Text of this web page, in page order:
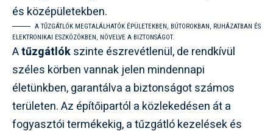
A TŰZGÁTLÓK MEGTALÁLHATÓK ÉPÜLETEKBEN, BÚTOROKBAN, RUHÁZATBAN ÉS
ELEKTRONIKAI ESZKÖZÖKBEN, NÖVELVE A BIZTONSÁGOT.
Atűzgátlókszinte észrevétlenül, de rendkívül
széles körben vannak jelen mindennapi
életünkben, garantálva a biztonságot számos
területen. Az építőipartól a közlekedésen át a
fogyasztói termékekig, a tűzgátló kezelések és